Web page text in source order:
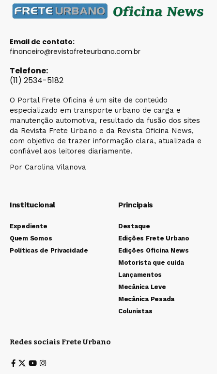
Email de contato:
financeiro@revistafreteurbano.com.br
Telefone:
(11) 2534-5182
O Portal Frete Oficina é um site de conteúdo
especializado em transporte urbano de carga e
manutenção automotiva, resultado da fusão dos sites
da Revista Frete Urbano e da Revista Oficina News,
com objetivo de trazer informação clara, atualizada e
confiável aos leitores diariamente.
Por Carolina Vilanova
Institucional
Expediente
Quem Somos
Políticas de Privacidade
Principais
Destaque
Edições Frete Urbano
Edições Oficina News
Motorista que cuida
Lançamentos
Mecânica Leve
Mecânica Pesada
Colunistas
Redes sociais Frete Urbano